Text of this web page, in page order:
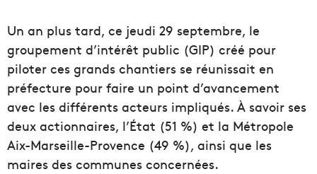
Un an plus tard, ce jeudi 29 septembre, le
groupement d’intérêt public (GIP) créé pour
piloter ces grands chantiers se réunissait en
préfecture pour faire un point d’avancement
avec les différents acteurs impliqués. À savoir ses
deux actionnaires, l’État (51 %) et la Métropole
Aix-Marseille-Provence (49 %), ainsi que les
maires des communes concernées.